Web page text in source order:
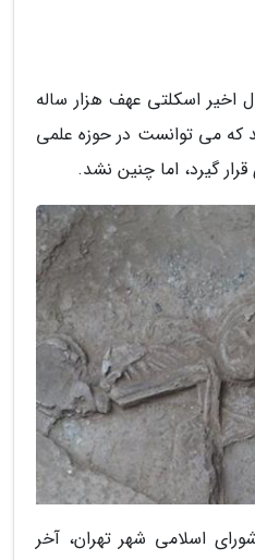
اخیر اسکلتی عهف هزار ساله
که می توانست در حوزه علمی
گیرد، اما چنین نشد.
اسلامی شهر تهران، آخر